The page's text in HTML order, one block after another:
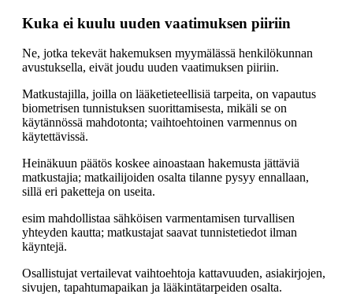
Kuka ei kuulu uuden vaatimuksen piiriin
Ne, jotka tekevät hakemuksen myymälässä henkilökunnan
avustuksella, eivät joudu uuden vaatimuksen piiriin.
Matkustajilla, joilla on lääketieteellisiä tarpeita, on vapautus
biometrisen tunnistuksen suorittamisesta, mikäli se on
käytännössä mahdotonta; vaihtoehtoinen varmennus on
käytettävissä.
Heinäkuun päätös koskee ainoastaan hakemusta jättäviä
matkustajia; matkailijoiden osalta tilanne pysyy ennallaan,
sillä eri paketteja on useita.
esim mahdollistaa sähköisen varmentamisen turvallisen
yhteyden kautta; matkustajat saavat tunnistetiedot ilman
käyntejä.
Osallistujat vertailevat vaihtoehtoja kattavuuden, asiakirjojen,
sivujen, tapahtumapaikan ja lääkintätarpeiden osalta.